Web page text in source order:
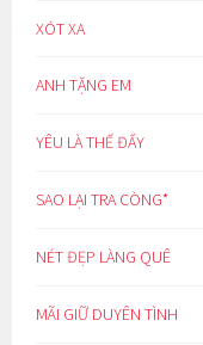
XÓT XA
ANH TẶNG EM
YÊU LÀ THẾ ĐẤY
SAO LẠI TRA CÒNG*
NÉT ĐẸP LÀNG QUÊ
MÃI GIỮ DUYÊN TÌNH